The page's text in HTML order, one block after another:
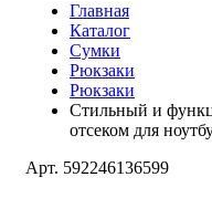
Главная
Каталог
Сумки
Рюкзаки
Рюкзаки
Cтильный и
отсеком для
Арт. 592246136599